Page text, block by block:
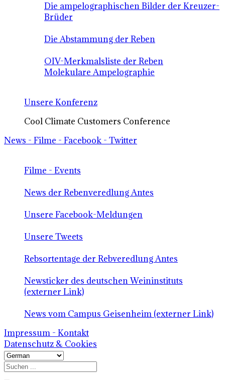
Die ampelographischen Bilder der Kreuzer-
Brüder
Die Abstammung der Reben
OIV-Merkmalsliste der Reben
Molekulare Ampelographie
Unsere Konferenz
Cool Climate Customers Conference
News - Filme - Facebook - Twitter
Filme - Events
News der Rebenveredlung Antes
Unsere Facebook-Meldungen
Unsere Tweets
Rebsortentage der Rebveredlung Antes
Newsticker des deutschen Weininstituts
(externer Link)
News vom Campus Geisenheim (externer Link)
Impressum - Kontakt
Datenschutz & Cookies